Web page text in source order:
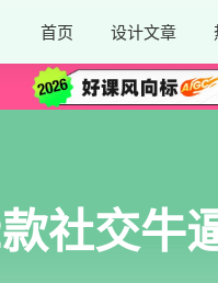
首页 设计文章
社交牛